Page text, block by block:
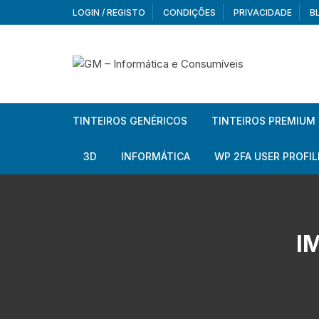
to
LOGIN / REGISTO CONDIÇÕES PRIVACIDADE
TINTEIROS GENÉRICOS
Brother
TINTEIROS PREMIUM
Brother
3D INFORMÁTICA WP 2FA USER